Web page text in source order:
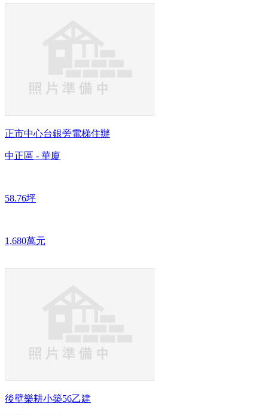
正市中心台銀旁電梯住辦
中正區 - 華廈
58.76坪
1,680萬元
後壁樂耕小築56乙建